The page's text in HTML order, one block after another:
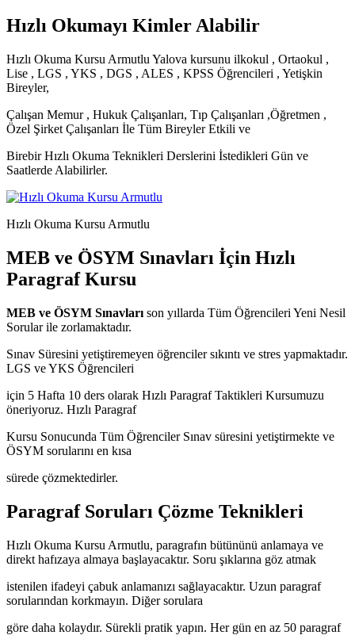
Hızlı Okumayı Kimler Alabilir
Hızlı Okuma Kursu Armutlu Yalova kursunu ilkokul , Ortaokul ,
Lise , LGS , YKS , DGS , ALES , KPSS Öğrencileri , Yetişkin
Bireyler,
Çalışan Memur , Hukuk Çalışanları, Tıp Çalışanları ,Öğretmen ,
Özel Şirket Çalışanları İle Tüm Bireyler Etkili ve
Birebir Hızlı Okuma Teknikleri Derslerini İstedikleri Gün ve
Saatlerde Alabilirler.
Hızlı Okuma Kursu Armutlu
MEB ve ÖSYM Sınavları İçin Hızlı
Paragraf Kursu
MEB ve ÖSYM Sınavları son yıllarda Tüm Öğrencileri Yeni Nesil
Sorular ile zorlamaktadır.
Sınav Süresini yetiştiremeyen öğrenciler sıkıntı ve stres yapmaktadır.
LGS ve YKS Öğrencileri
için 5 Hafta 10 ders olarak Hızlı Paragraf Taktikleri Kursumuzu
öneriyoruz. Hızlı Paragraf
Kursu Sonucunda Tüm Öğrenciler Sınav süresini yetiştirmekte ve
ÖSYM sorularını en kısa
sürede çözmektedirler.
Paragraf Soruları Çözme Teknikleri
Hızlı Okuma Kursu Armutlu, paragrafın bütününü anlamaya ve
direkt hafızaya almaya başlayacaktır. Soru şıklarına göz atmak
istenilen ifadeyi çabuk anlamanızı sağlayacaktır. Uzun paragraf
sorularından korkmayın. Diğer sorulara
göre daha kolaydır. Sürekli pratik yapın. Her gün en az 50 paragraf